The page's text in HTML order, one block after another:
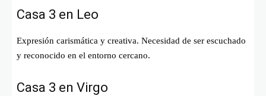
Casa 3 en Leo
Expresión carismática y creativa. Necesidad de ser escuchado
y reconocido en el entorno cercano.
Casa 3 en Virgo